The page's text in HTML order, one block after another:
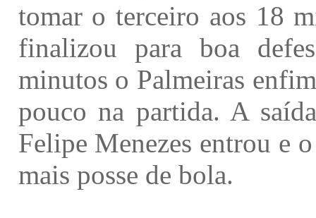
tomar o terceiro aos 18
finalizou para boa
minutos o Palmeiras
pouco na partida. A
Felipe Menezes entrou e
mais posse de bola.